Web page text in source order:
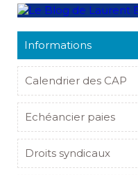
Informations
Calendrier des CAP
Echéancier paies
Droits syndicaux